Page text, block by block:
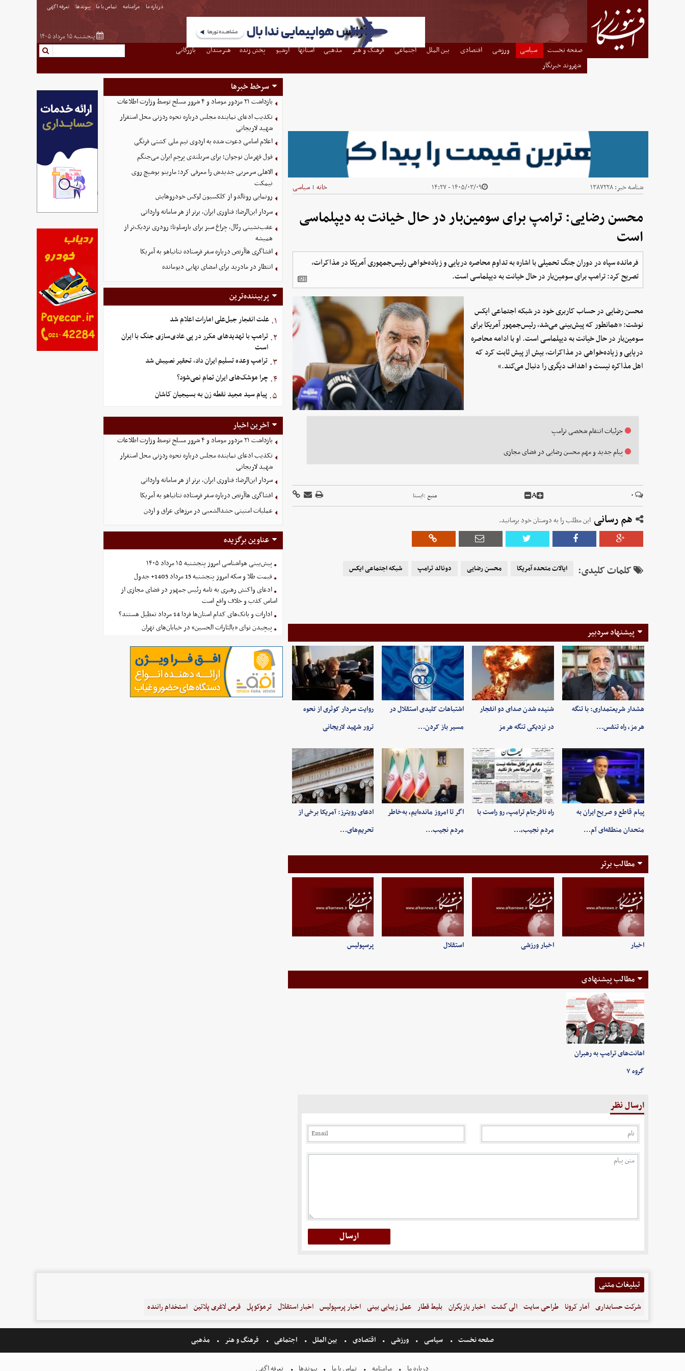
درباره ما مرامنامه تماس با ما پیوندها تعرفه اگهی
پنجشنبه ۱۵ مرداد ۱۴۰۵
صفحه نخست سیاسی ورزشی اقتصادی بین الملل اجتماعی فرهنگ و هنر مذهبی استانها آرشیو پخش زنده هنرمندان
بازرگانی
شهروند خبرنگار
شناسه خبر:۱۳۸۷۲۲۸ ۱۴۰۵/۰۳/۰۹ - ۱۴:۲۷ خانه | سیاسی
محسن رضایی: ترامپ برای سومین‌بار در حال خیانت به دیپلماسی
است
فرمانده سپاه در دوران جنگ تحمیلی با اشاره به تداوم محاصره دریایی و زیاده‌خواهی رئیس‌جمهوری آمریکا در مذاکرات،
تصریح کرد: ترامپ برای سومین‌بار در حال خیانت به دیپلماسی است.
محسن رضایی در حساب کاربری خود در شبکه اجتماعی ایکس
نوشت: «همانطور که پیش‌بینی می‌شد، رئیس‌جمهور آمریکا برای
سومین‌بار در حال خیانت به دیپلماسی است. او با ادامه محاصره
دریایی و زیاده‌خواهی در مذاکرات، بیش از پیش ثابت کرد که
اهل مذاکره نیست و اهداف دیگری را دنبال می‌کند.»
جزئیات انتقام شخصی ترامپ
پیام جدید و مهم محسن رضایی در فضای مجازی
۰ A منبع :ايسنا
هم رسانی این مطلب را به دوستان خود برسانید.
کلمات کلیدی: ایالات متحده آمریکا محسن رضایی دونالد ترامپ شبکه اجتماعی ایکس
پیشنهاد سردبیر
هشدار شریعتمداری: با تنگه
هرمز، راه تنفس…
شنیده شدن صدای دو انفجار
در نزدیکی تنگه هرمز
اشتباهات کلیدی استقلال در
مسیر باز کردن…
روایت سردار کوثری از نحوه
ترور شهید لاریجانی
پیام قاطع و صریح ایران به
متحدان منطقه‌ای آم…
راه نافرجام ترامپ، رو راست با
مردم نجیب،…
اگر تا امروز مانده‌ایم، به‌خاطر
مردم نجیب…
ادعای رویترز: آمریکا برخی از
تحریم‌های…
مطالب برتر
اخبار اخبار ورزشی استقلال پرسپولیس
مطالب پیشنهادی
اهانت‌های ترامپ به رهبران
گروه ۷
ارسال نظر
سرخط خبرها
بازداشت ۲۱ مزدور موساد و ۴ شرور مسلح توسط وزارت اطلاعات
تکذیب ادعای نماینده مجلس درباره نحوه ردزنی محل استقرار
شهید لاریجانی
اعلام اسامی دعوت شده به اردوی تیم ملی کشتی فرنگی
قول قهرمان نوجوان؛ برای سربلندی پرچم ایران می‌جنگم
الاهلی سرمربی جدیدش را معرفی کرد؛ مارینو بوشیچ روی
نیمکت
رونمایی رونالدو از کلکسیون لوکس خودروهایش
سردار ابن‌الرضا: فناوری ایران، برتر از هر سامانه وارداتی
عقب‌نشینی رئال، چراغ سبز برای بارسلونا؛ رودری نزدیک‌تر از
همیشه
افشاگری هاآرتص درباره سفر فرستاده نتانیاهو به آمریکا
انتظار در مادرید برای امضای نهایی دیومانده
پربیننده‌ترین
۱. علت انفجار جبل‌علی امارات اعلام شد
۲. ترامپ با تهدیدهای مکرر در پی عادی‌سازی جنگ با ایران
است
۳. ترامپ وعده تسلیم ایران داد، تحقیر نصیبش شد
۴. چرا موشک‌های ایران تمام نمی‌شود؟
۵. پیام سید مجید نقطه زن به بسیجیان کاشان
آخرین اخبار
بازداشت ۲۱ مزدور موساد و ۴ شرور مسلح توسط وزارت اطلاعات
تکذیب ادعای نماینده مجلس درباره نحوه ردزنی محل استقرار
شهید لاریجانی
سردار ابن‌الرضا: فناوری ایران، برتر از هر سامانه وارداتی
افشاگری هاآرتص درباره سفر فرستاده نتانیاهو به آمریکا
عملیات امنیتی حشدالشعبی در مرزهای عراق و اردن
عناوین برگزیده
پیش‌بینی هواشناسی امروز پنجشنبه ۱۵ مرداد ۱۴۰۵
قیمت طلا و سکه امروز پنجشنبه 15 مرداد 1405+ جدول
ادعای واکنش رهبری به نامه رئیس جمهور در فضای مجازی از
اساس کذب و خلاف واقع است
ادارات و بانک‌های کدام استان‌ها فردا 14 مرداد تعطیل هستند؟
پیچیدن نوای «یالثارات الحسین» در خیابان‌های تهران
تبلیغات متنی
شرکت حسابداری آمار کرونا طراحی سایت الی گشت اخبار بازیگران بلیط قطار عمل زیبایی بینی اخبار پرسپولیس اخبار استقلال ترموکوپل قرص لاغری پلاتین استخدام راننده
صفحه نخست سیاسی ورزشی اقتصادی بین الملل اجتماعی فرهنگ و هنر مذهبی